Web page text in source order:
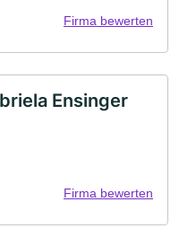
Firma bewerten
Ensinger
Firma bewerten